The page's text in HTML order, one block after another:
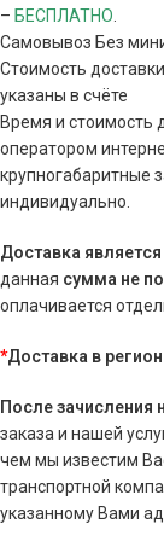
– БЕСПЛАТНО
Самовывоз Без
Стоимость
указаны в счёте
Время и стоимость
оператором
крупногабаритные
индивидуально.
Доставка
данная сумма не
оплачивается
*Доставка в
После зачисления
заказа и нашей
чем мы известим
транспортной
указанному Вами